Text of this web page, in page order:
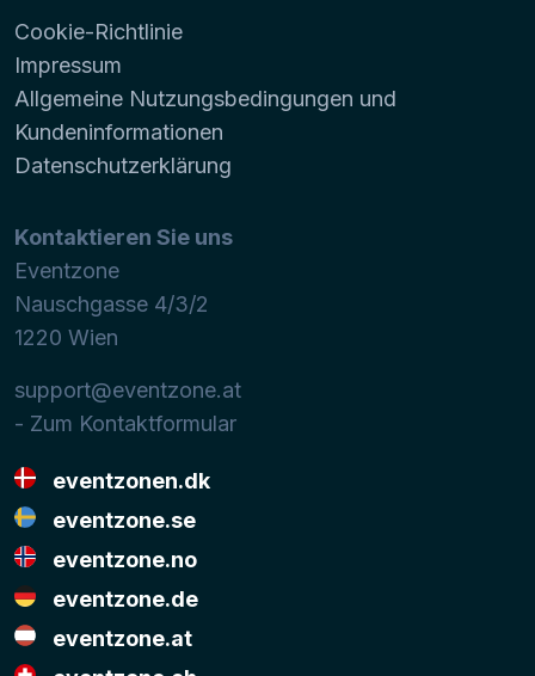
Cookie-Richtlinie
Impressum
Allgemeine Nutzungsbedingungen und
Kundeninformationen
Datenschutzerklärung
Kontaktieren Sie uns
Eventzone
Nauschgasse 4/3/2
1220 Wien
support@eventzone.at
- Zum Kontaktformular
eventzonen.dk
eventzone.se
eventzone.no
eventzone.de
eventzone.at